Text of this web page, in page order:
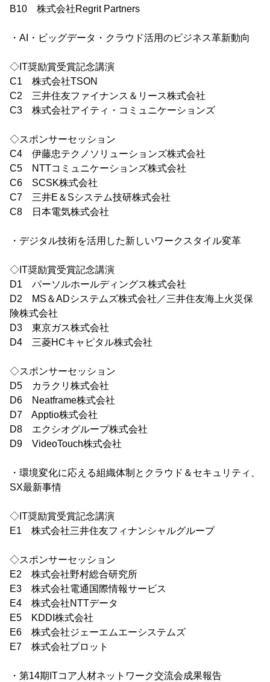
B10 株式会社Regrit Partners
・AI・ビッグデータ・クラウド活用のビジネス革新動向
◇IT奨励賞受賞記念講演
C1 株式会社TSON
C2 三井住友ファイナンス＆リース株式会社
C3 株式会社アイティ・コミュニケーションズ
◇スポンサーセッション
C4 伊藤忠テクノソリューションズ株式会社
C5 NTTコミュニケーションズ株式会社
C6 SCSK株式会社
C7 三井E＆Sシステム技研株式会社
C8 日本電気株式会社
・デジタル技術を活用した新しいワークスタイル変革
◇IT奨励賞受賞記念講演
D1 パーソルホールディングス株式会社
D2 MS＆ADシステムズ株式会社／三井住友海上火災保
険株式会社
D3 東京ガス株式会社
D4 三菱HCキャピタル株式会社
◇スポンサーセッション
D5 カラクリ株式会社
D6 Neatframe株式会社
D7 Apptio株式会社
D8 エクシオグループ株式会社
D9 VideoTouch株式会社
・環境変化に応える組織体制とクラウド＆セキュリティ、
SX最新事情
◇IT奨励賞受賞記念講演
E1 株式会社三井住友フィナンシャルグループ
◇スポンサーセッション
E2 株式会社野村総合研究所
E3 株式会社電通国際情報サービス
E4 株式会社NTTデータ
E5 KDDI株式会社
E6 株式会社ジェーエムエーシステムズ
E7 株式会社プロット
・第14期ITコア人材ネットワーク交流会成果報告